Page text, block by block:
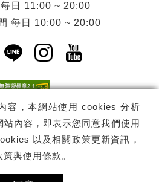
容，本網站使用 cookies 分析
內容，即表示您同意我們使用
以及相關政策更新資訊，
策與使用條款 。
每日
11:00 ~ 20:00
每日 10:00 ~ 20:00
另開新視窗)
開新視窗)
LINE(另開新視窗)
Instagram(另開新視
YouTube(另開
訂閱
心 -衛武營國家藝術文化中心